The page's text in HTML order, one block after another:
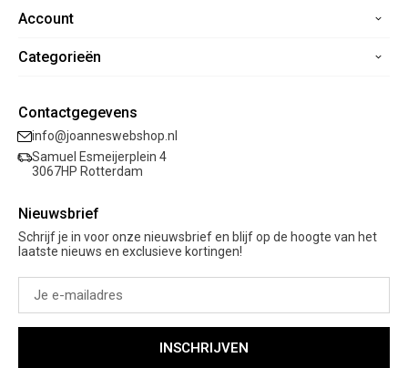
Home
Veelgestelde vragen
Retourneren
Garantie
Account
Registreren
Mijn verlanglijst
Categorieën
Sale
Kleding
Schoenen
Cadeaubon
Contactgegevens
info@joanneswebshop.nl
Samuel Esmeijerplein 4
3067HP Rotterdam
Nieuwsbrief
Schrijf je in voor onze nieuwsbrief en blijf op de hoogte van het
laatste nieuws en exclusieve kortingen!
INSCHRIJVEN